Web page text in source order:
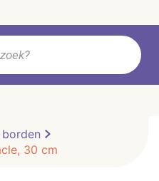
borden
30 cm